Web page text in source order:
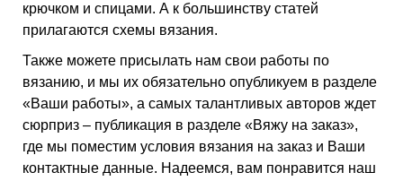
крючком и спицами. А к большинству статей
прилагаются схемы вязания.
Также можете присылать нам свои работы по
вязанию, и мы их обязательно опубликуем в разделе
«Ваши работы», а самых талантливых авторов ждет
сюрприз – публикация в разделе «Вяжу на заказ»,
где мы поместим условия вязания на заказ и Ваши
контактные данные. Надеемся, вам понравится наш